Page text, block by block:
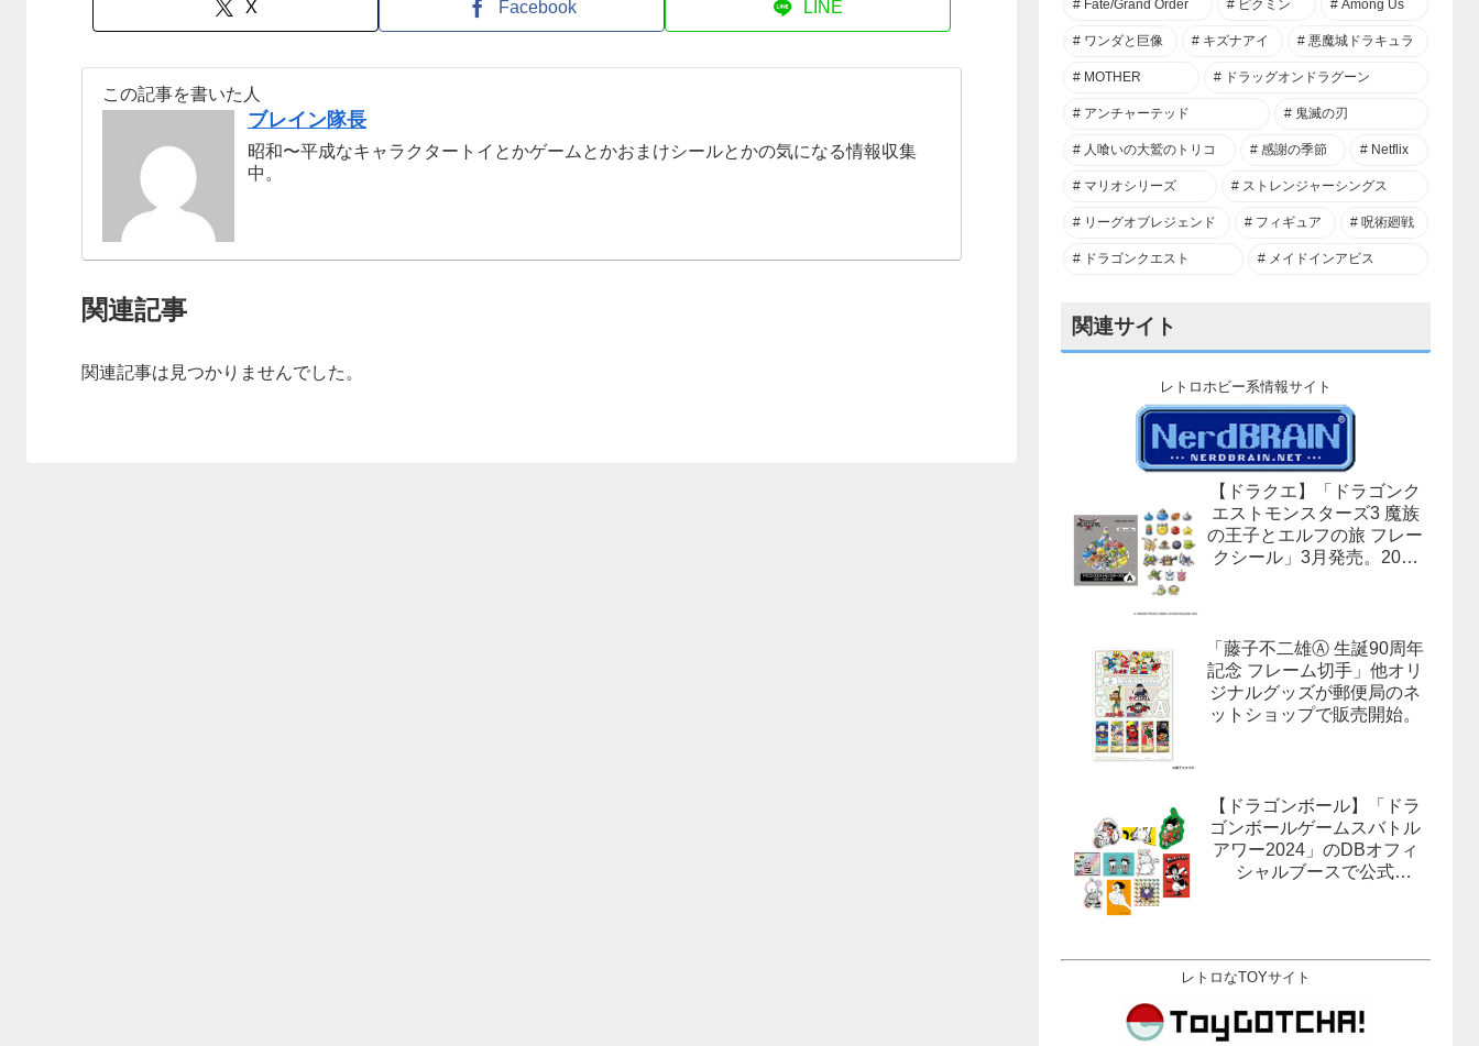
X Facebook LINE
この記事を書いた人
ブレイン隊長
昭和〜平成なキャラクタートイとかゲームとかおまけシールとかの気になる情報収集
中。
関連記事
関連記事は見つかりませんでした。
Fate/Grand Order ピクミン Among Us
ワンダと巨像 キズナアイ 悪魔城ドラキュラ
MOTHER ドラッグオンドラグーン
アンチャーテッド 鬼滅の刃
人喰いの大鷲のトリコ 感謝の季節 Netflix
マリオシリーズ ストレンジャーシングス
リーグオブレジェンド フィギュア 呪術廻戦
ドラゴンクエスト メイドインアビス
関連サイト
レトロホビー系情報サイト
【ドラクエ】「ドラゴンク
エストモンスターズ3 魔族
の王子とエルフの旅 フレー
クシール」3月発売。20柄
「藤子不二雄Ⓐ 生誕90周年
記念 フレーム切手」他オリ
ジナルグッズが郵便局のネ
ットショップで販売開始。
【ドラゴンボール】「ドラ
ゴンボールゲームスバトル
アワー2024」のDBオフィ
シャルブースで公式
る。1月27日,28日@ロサン
ゼルス。
レトロなTOYサイト